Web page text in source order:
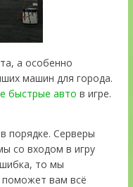
а особенно
машин для города.
быстрые авто в игре.
порядке. Серверы
со входом в игру
то мы
поможет вам всё